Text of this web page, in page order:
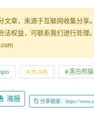
文章，来源于互联网收集分享
法权益，可联系我们进行处理。
大 AIR 黑白熊猫
海报 分享链接：https://